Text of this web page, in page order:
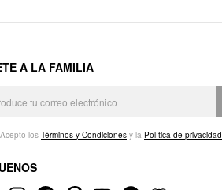
A LA FAMILIA
Acepto los Términos y Condiciones y la Política de privacidad